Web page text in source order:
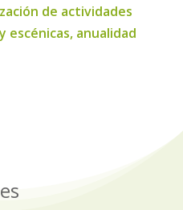
de actividades
escénicas, anualidad